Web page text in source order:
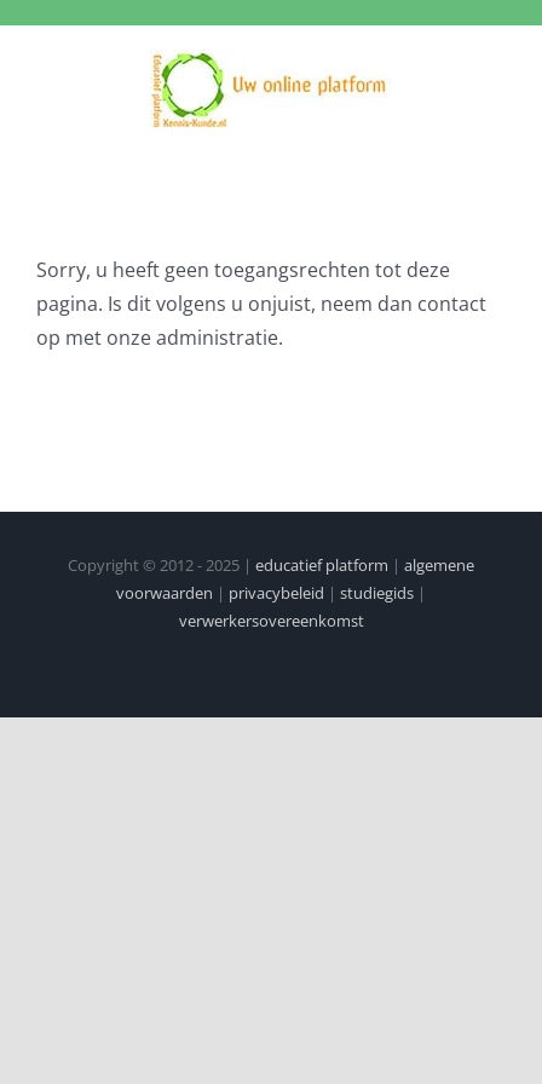
Sorry, u heeft geen toegangsrechten tot deze
pagina. Is dit volgens u onjuist, neem dan contact
op met onze administratie.
Copyright © 2012 - 2025 | educatief platform | algemene
voorwaarden | privacybeleid | studiegids |
verwerkersovereenkomst